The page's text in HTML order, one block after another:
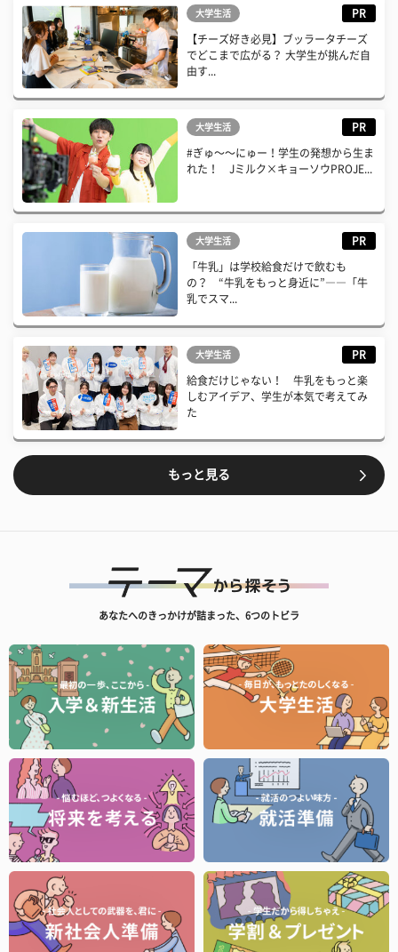
大学生活 PR
【チーズ好き必見】ブッラータチーズ
でどこまで広がる？ 大学生が挑んだ自
由す...
大学生活 PR
#ぎゅ〜〜にゅー！学生の発想から生ま
れた！ Jミルク×キョーソウPROJE...
大学生活 PR
「牛乳」は学校給食だけで飲むも
の？ “牛乳をもっと身近に”――「牛
乳でスマ...
大学生活 PR
給食だけじゃない！ 牛乳をもっと楽
しむアイデア、学生が本気で考えてみ
た
もっと見る
あなたへのきっかけが詰まった、6つのトビラ